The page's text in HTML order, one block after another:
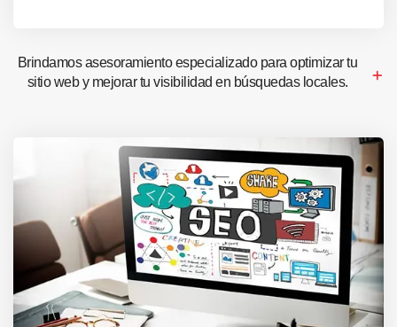
Brindamos asesoramiento especializado para optimizar tu
sitio web y mejorar tu visibilidad en búsquedas locales.